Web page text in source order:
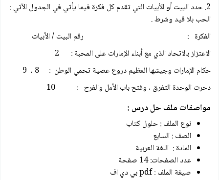
2. حدد البيت أو الأبيات التي تقدم كل فكرة فيما يأتي في الجدول الآتي :
الحب بلا قيد وشرط .
الفكرة : رقم البيت / الأبيات
الاعتزاز بالاتحاد الذي مع أبناء الإمارات على المحبة : 2
حكام الإمارات وجيشها العظيم دروع عصية تحمي الوطن : 8 ، 9
دحرت الوحدة التفرق ، وفتح باب الأمل والفرح : 10
مواصفات ملف حل درس :
نوع الملف : حلول كتاب
الصف : السابع
المادة : اللغة العربية
عدد الصفحات: 14 صفحة
صيغة الملف : pdf بي دي اف